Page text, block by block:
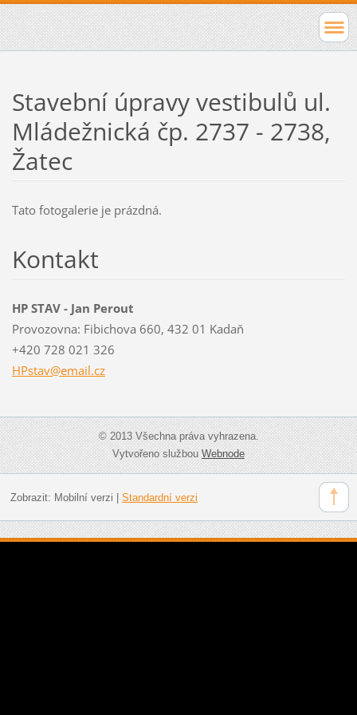
Stavební úpravy vestibulů ul.
Mládežnická čp. 2737 - 2738,
Žatec
Tato fotogalerie je prázdná.
Kontakt
HP STAV - Jan Perout
Provozovna: Fibichova 660, 432 01 Kadaň
+420 728 021 326
HPstav@email.cz
© 2013 Všechna práva vyhrazena.
Vytvořeno službouWebnode
Zobrazit: Mobilní verzi Standardní verzi